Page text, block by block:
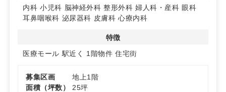
耳鼻咽喉科・皮膚科など幅広い科目の開業を想定。定期借
家契約15～20年のスパンで、中長期の事業計画を立てや
内科 小児科 脳神経外科 整形外科 婦人科・産科 眼科
耳鼻咽喉科 泌尿器科 皮膚科 心療内科
特徴
医療モール 駅近く 1階物件 住宅街
募集区画
地上1階
面積（坪数）
25坪